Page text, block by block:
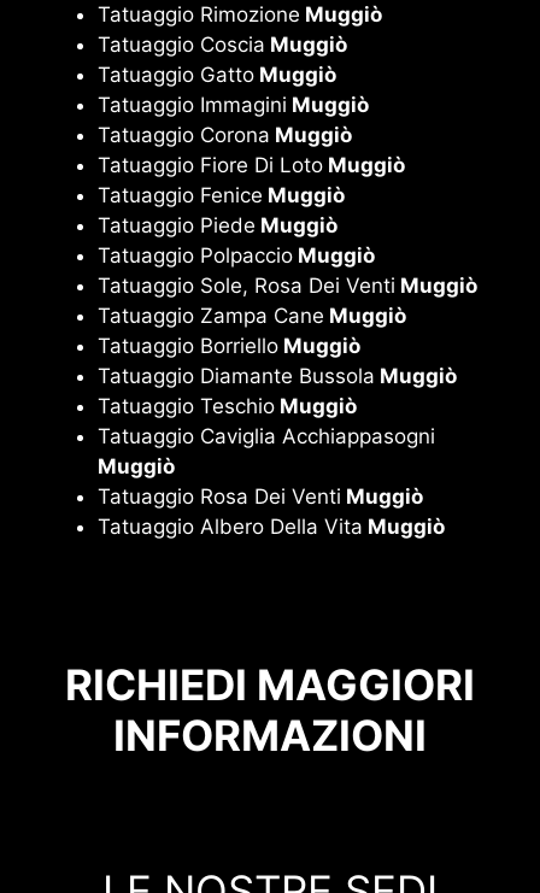
Tatuaggio Rimozione Muggiò
Tatuaggio Coscia Muggiò
Tatuaggio Gatto Muggiò
Tatuaggio Immagini Muggiò
Tatuaggio Corona Muggiò
Tatuaggio Fiore Di Loto Muggiò
Tatuaggio Fenice Muggiò
Tatuaggio Piede Muggiò
Tatuaggio Polpaccio Muggiò
Tatuaggio Sole, Rosa Dei Venti Muggiò
Tatuaggio Zampa Cane Muggiò
Tatuaggio Borriello Muggiò
Tatuaggio Diamante Bussola Muggiò
Tatuaggio Teschio Muggiò
Tatuaggio Caviglia Acchiappasogni
Muggiò
Tatuaggio Rosa Dei Venti Muggiò
Tatuaggio Albero Della Vita Muggiò
RICHIEDI MAGGIORI
INFORMAZIONI